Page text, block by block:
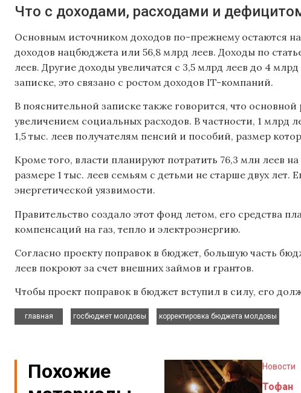
Что с доходами, расходами и
Основным источником доходов по-прежнему остаются
доходов нацбюджета или 56,8 млрд леев. Доходы по
леев. Другие доходы увеличатся с 3,5 млрд леев до 4
записке, это связано с ростом доходов IT-компаний.
В пояснительной записке также говорится, что основной
увеличением социальных расходов. В частности, 1 млрд
1,5 тыс. леев получателям пенсий и пособий, размер
Кроме того, власти планируют потратить 76,3 млн леев
размере 1 тыс. леев семьям с детьми не старше двух
энергетической уязвимости.
Правительство создало этот фонд летом, его средства
компенсаций на газ, тепло и электроэнергию.
Согласно проекту поправок в бюджет, большую часть
леев покроют за счет внешних займов и грантов.
Чтобы проект поправок в бюджет вступил в силу, его
главная
госбюджет молдовы
корректировка бюджета молдовы
Похожие
Новости
Тофан